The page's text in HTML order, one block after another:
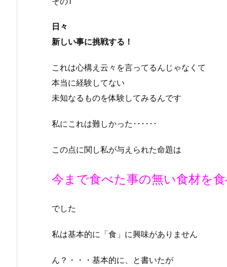
日々
新しい事に挑戦する！
これは心構え云々を言ってるんじゃなくて
本当に経験してない
未知なるものを体験してみるんです
私にこれは難しかった･･････
この点に関し私が与えられた命題は
今まで食べた事の無い食材を
でした
私は基本的に「食」に興味がありません
ん？・・・基本的に、と書いたが